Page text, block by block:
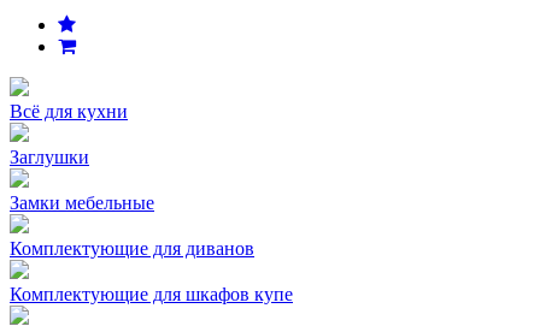
Всё для кухни
Заглушки
Замки мебельные
Комплектующие для диванов
Комплектующие для шкафов купе